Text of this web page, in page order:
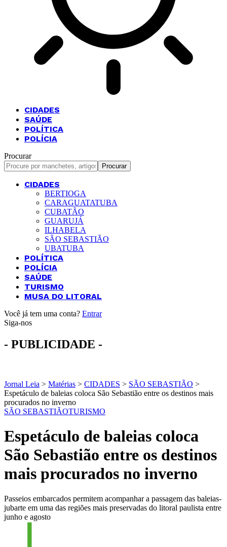
CIDADES
SAÚDE
POLÍTICA
POLÍCIA
Procurar
CIDADES
BERTIOGA
CARAGUATATUBA
CUBATÃO
GUARUJÁ
ILHABELA
SÃO SEBASTIÃO
UBATUBA
POLÍTICA
POLÍCIA
SAÚDE
TURISMO
MUSA DO LITORAL
Você já tem uma conta? Entrar
Siga-nos
- PUBLICIDADE -
Jornal Leia > Matérias > CIDADES > SÃO SEBASTIÃO >
Espetáculo de baleias coloca São Sebastião entre os destinos mais
procurados no inverno
SÃO SEBASTIÃOTURISMO
Espetáculo de baleias coloca
São Sebastião entre os destinos
mais procurados no inverno
Passeios embarcados permitem acompanhar a passagem das baleias-
jubarte em uma das regiões mais preservadas do litoral paulista entre
junho e agosto